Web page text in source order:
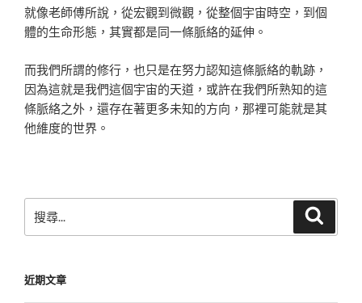
就像老師傅所說，從宏觀到微觀，從整個宇宙時空，到個
體的生命形態，其實都是同一條脈絡的延伸。
而我們所謂的修行，也只是在努力認知這條脈絡的軌跡，
因為這就是我們這個宇宙的天道，或許在我們所熟知的這
條脈絡之外，還存在著更多未知的方向，那裡可能就是其
他維度的世界。
尋
字:
近期文章